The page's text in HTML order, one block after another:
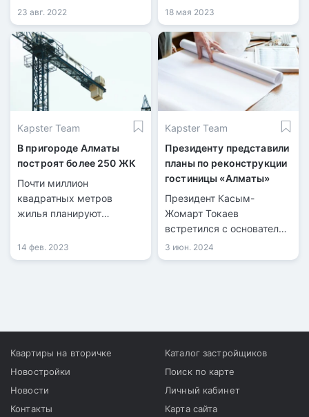
завершение
строительства БАКАД
ожидается в конце 2024
года.
23 авг. 2022
победители конкурса на
строительство
комфортных школ в
Казахстане.
18 мая 2023
Kapster Team
В пригороде Алматы
построят более 250 ЖК
Почти миллион
квадратных метров
жилья планируют
км вокруг Алматы до
2027 года.
14 фев. 2023
Kapster Team
Президенту представили
планы по реконструкции
гостиницы «Алматы»
Президент Касым-
Жомарт Токаев
встретился с основателем
Orbis Kazakhstan
Фаррухом Махмудовым.
3 июн. 2024
Квартиры на вторичке
Новостройки
Новости
Контакты
Каталог застройщиков
Поиск по карте
Личный кабинет
Карта сайта